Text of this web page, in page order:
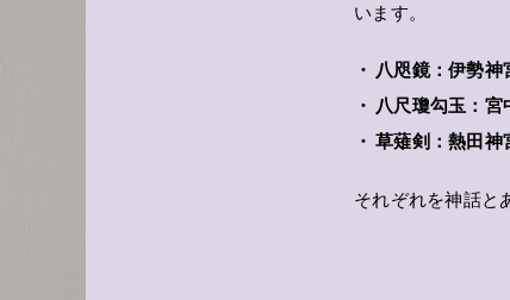
います。
八咫鏡：伊勢神
八尺瓊勾玉：宮
草薙剣：熱田神
それぞれを神話と